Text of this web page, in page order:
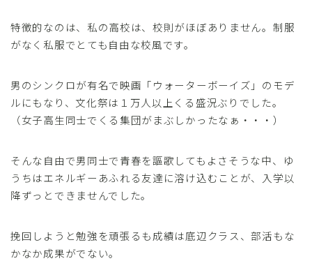
特徴的なのは、私の高校は、校則がほぼありません。制服
がなく私服でとても自由な校風です。
男のシンクロが有名で映画「ウォーターボーイズ」のモデ
ルにもなり、文化祭は１万人以上くる盛況ぶりでした。
（女子高生同士でくる集団がまぶしかったなぁ・・・）
そんな自由で男同士で青春を謳歌してもよさそうな中、ゆ
うちはエネルギーあふれる友達に溶け込むことが、入学以
降ずっとできませんでした。
挽回しようと勉強を頑張るも成績は底辺クラス、部活もな
かなか成果がでない。